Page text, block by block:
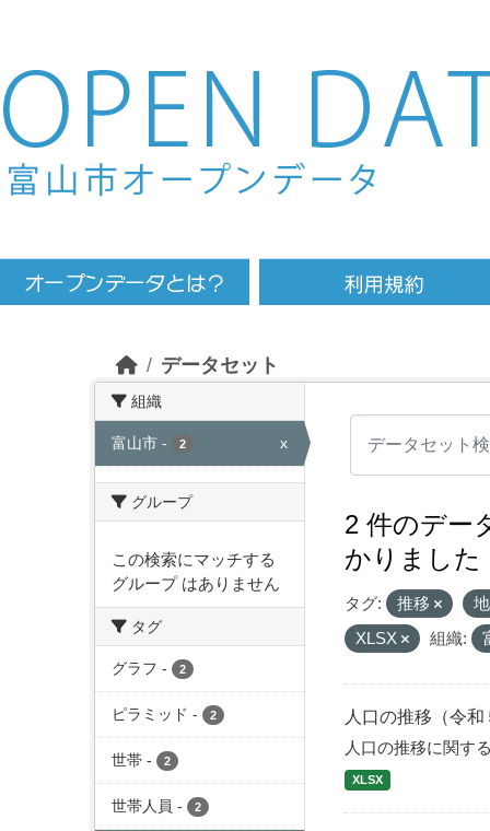
Skip to main content
データセット
組織
富山市 - 2 x
グループ
この検索にマッチする
グループ はありません
タグ
グラフ - 2
ピラミッド - 2
世帯 - 2
世帯人員 - 2
2 件のデー
かりました
タグ: 推移
XLSX
組織:
人口の推移（令和
人口の推移に関す
XLSX